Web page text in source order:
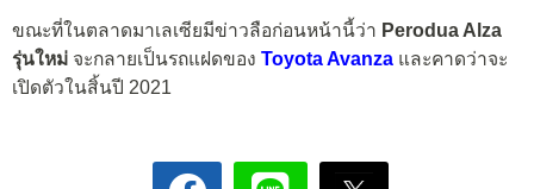
ขณะที่ในตลาดมาเลเซียมีข่าวลือก่อนหน้านี้ว่า Perodua Alza
รุ่นใหม่ จะกลายเป็นรถแฝดของ Toyota Avanza และคาดว่าจะ
เปิดตัวในสิ้นปี 2021